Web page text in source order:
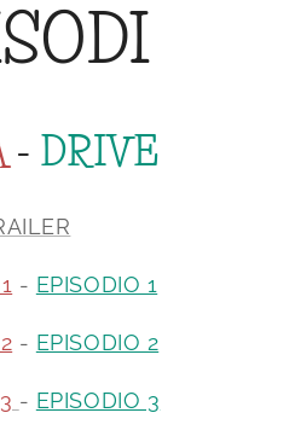
- DRIVE
- EPISODIO 1
- EPISODIO 2
- EPISODIO 3